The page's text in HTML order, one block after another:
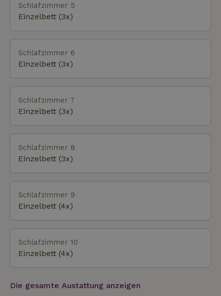
Schlafzimmer 5
Einzelbett (3x)
Schlafzimmer 6
Einzelbett (3x)
Schlafzimmer 7
Einzelbett (3x)
Schlafzimmer 8
Einzelbett (3x)
Schlafzimmer 9
Einzelbett (4x)
Schlafzimmer 10
Einzelbett (4x)
Die gesamte Austattung anzeigen